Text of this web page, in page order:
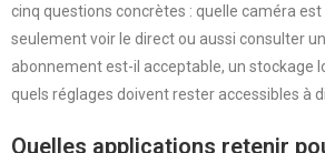
cinq questions concrètes : quelle caméra
seulement voir le direct ou aussi consulter
abonnement est-il acceptable, un stockage
quels réglages doivent rester accessibles à
Quelles applications retenir